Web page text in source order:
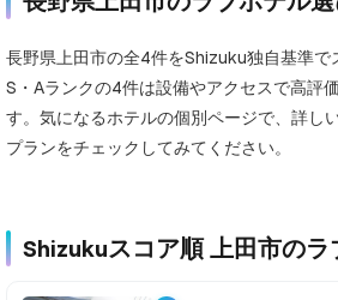
長野県上田市の全4件をShizuku独自基準で
S・Aランクの4件は設備やアクセスで高評
す。気になるホテルの個別ページで、詳し
プランをチェックしてみてください。
Shizukuスコア順 上田市の